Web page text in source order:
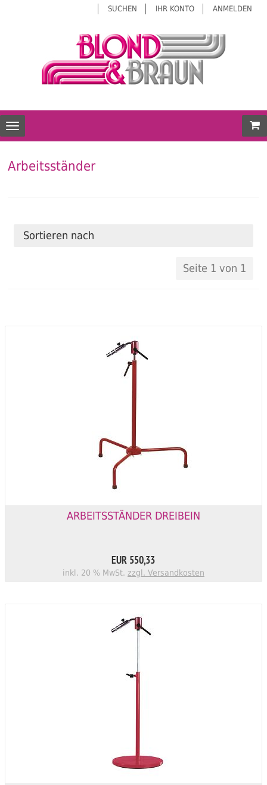
SUCHEN IHR KONTO ANMELDEN
Toggle navigation
Arbeitsständer
Sortieren nach
Seite 1 von 1
ARBEITSSTÄNDER DREIBEIN
EUR 550,33
inkl. 20 % MwSt. zzgl. Versandkosten